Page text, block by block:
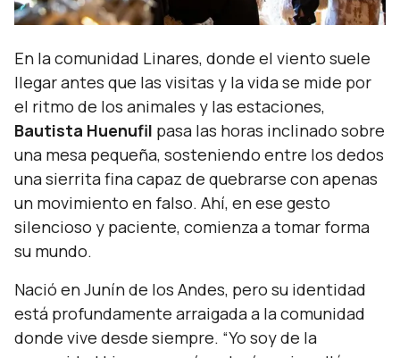
En la comunidad Linares, donde el viento suele
llegar antes que las visitas y la vida se mide por
el ritmo de los animales y las estaciones,
Bautista Huenufil pasa las horas inclinado sobre
una mesa pequeña, sosteniendo entre los dedos
una sierrita fina capaz de quebrarse con apenas
un movimiento en falso. Ahí, en ese gesto
silencioso y paciente, comienza a tomar forma
su mundo.
Nació en Junín de los Andes, pero su identidad
está profundamente arraigada a la comunidad
donde vive desde siempre. “Yo soy de la